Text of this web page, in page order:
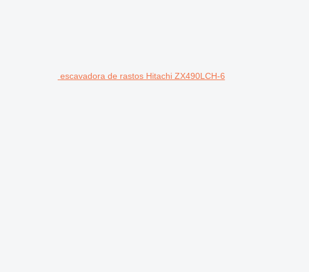
escavadora de rastos Hitachi ZX490LCH-6